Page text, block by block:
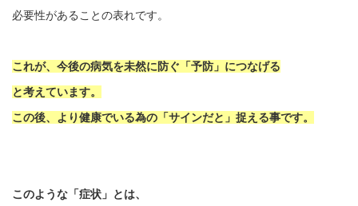
必要性があることの表れです。
これが、今後の病気を未然に防ぐ「予防」につなげる
と考えています。
この後、より健康でいる為の「サインだと」捉える事です。
このような「症状」とは、